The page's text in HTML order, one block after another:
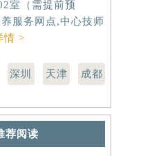
室（需提前预
服务网点,中心技师
情 >
深圳 天津 成都
荐阅读